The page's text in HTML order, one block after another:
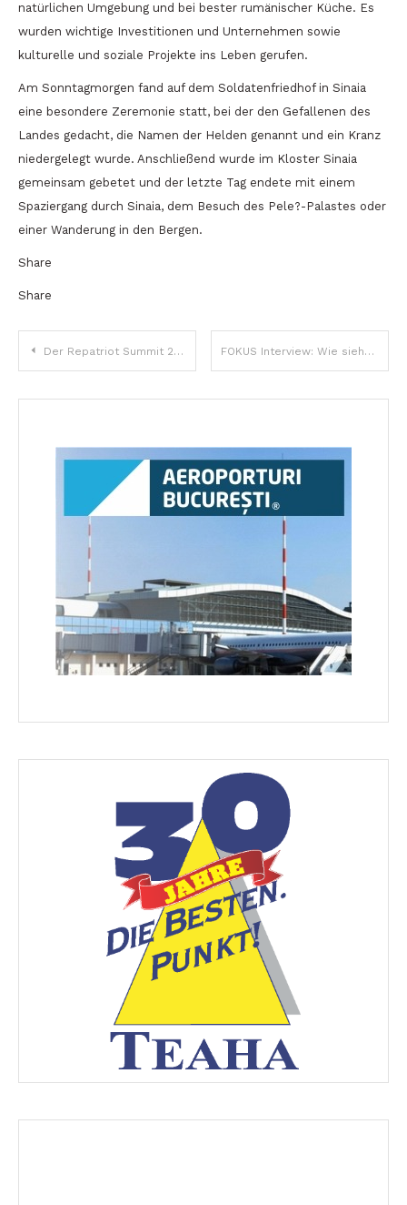
natürlichen Umgebung und bei bester rumänischer Küche. Es
wurden wichtige Investitionen und Unternehmen sowie
kulturelle und soziale Projekte ins Leben gerufen.
Am Sonntagmorgen fand auf dem Soldatenfriedhof in Sinaia
eine besondere Zeremonie statt, bei der den Gefallenen des
Landes gedacht, die Namen der Helden genannt und ein Kranz
niedergelegt wurde. Anschließend wurde im Kloster Sinaia
gemeinsam gebetet und der letzte Tag endete mit einem
Spaziergang durch Sinaia, dem Besuch des Pele?-Palastes oder
einer Wanderung in den Bergen.
Share
Share
Beitragsnavigation
Der Repatriot Summit 2021 hat begonnen FOKUS Interview: Wie sieht die Zukunft der Executive Search-Branche aus?